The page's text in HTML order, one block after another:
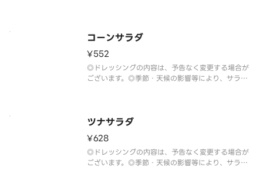
コーンサラダ
¥552
◎ドレッシングの内容は、予告なく変更する場合が
ございます。◎季節・天候の影響等により、サラダ
ツナサラダ
¥628
◎ドレッシングの内容は、予告なく変更する場合が
ございます。◎季節・天候の影響等により、サラダ